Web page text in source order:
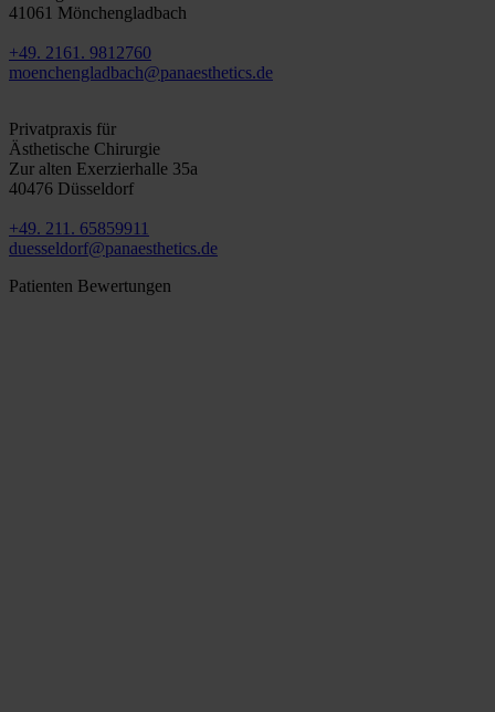
41061 Mönchengladbach
+49. 2161. 9812760
moenchengladbach@panaesthetics.de
Privatpraxis für
Ästhetische Chirurgie
Zur alten Exerzierhalle 35a
40476 Düsseldorf
+49. 211. 65859911
duesseldorf@panaesthetics.de
Patienten Bewertungen